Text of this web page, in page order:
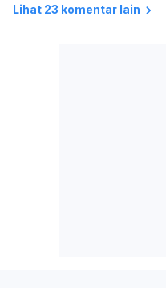
Lihat 23 komentar lain